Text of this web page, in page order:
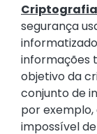
segurança
informações
objetivo da
conjunto de
por
impossível